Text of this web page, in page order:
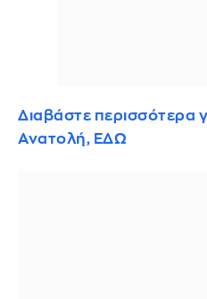
Διαβάστε περισσότερα
Ανατολή, ΕΔΩ